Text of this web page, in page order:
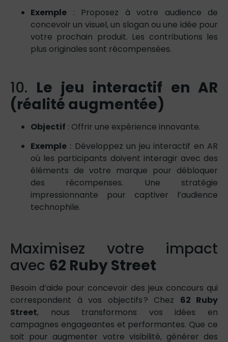
Exemple : Proposez à votre audience de
concevoir un visuel, un slogan ou une idée pour
votre prochain produit. Les contributions les
plus originales sont récompensées.
10. Le jeu interactif en AR
(réalité augmentée)
Objectif : Offrir une expérience innovante.
Exemple : Développez un jeu interactif en AR
où les participants doivent interagir avec des
éléments de votre marque pour débloquer
des récompenses. Une stratégie
impressionnante pour captiver l’audience
technophile.
Maximisez votre impact
avec 62 Ruby Street
Besoin d’aide pour concevoir des jeux concours qui
correspondent à vos objectifs ? Chez 62 Ruby
Street, nous transformons vos idées en
campagnes engageantes et performantes. Que ce
soit pour augmenter votre visibilité, générer des